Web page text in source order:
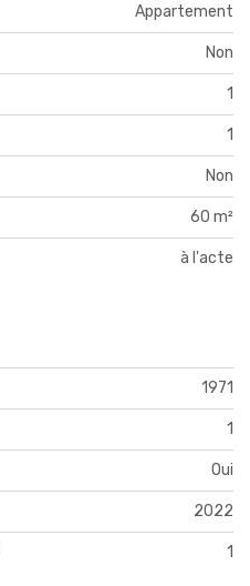
Appartement
Non
1
1
Non
60 m²
à l'acte
1971
1
Oui
2022
1